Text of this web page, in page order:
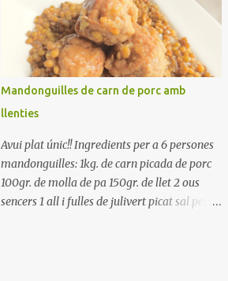
Renteu els pebrots i talleu-los a trossets.
Renteu les tomates i talleu-les a octaus.
Talleu les olives a rodanxes. Una hora abans
de portar a la taula, poseu els cigrons, ben
escorreguts, en un bol, amb la resta
d'ingredients: les tomates, el pebrot, la ceba,
(escorreguda), les olives i la tonyina
esmicolada. Amaniu amb sal i oli... bon
profit!!
Mandonguilles de carn de porc amb
llenties
Avui plat únic!! Ingredients per a 6 persones
mandonguilles: 1kg. de carn picada de porc
100gr. de molla de pa 150gr. de llet 2 ous
sencers 1 all i fulles de julivert picat sal pebre